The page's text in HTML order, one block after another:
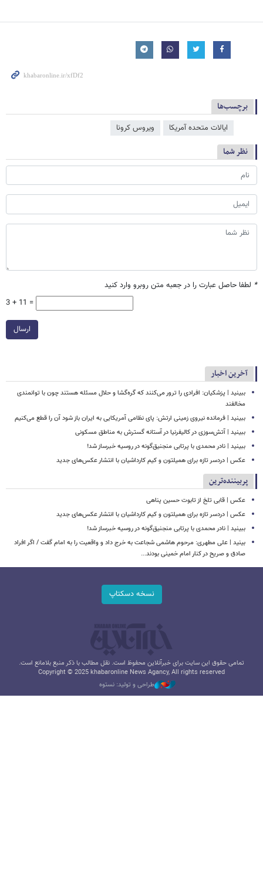
برچسب‌ها
ایالات متحده آمریکا ویروس کرونا
نظر شما
* لطفا حاصل عبارت را در جعبه متن روبرو وارد کنید
3 + 11 =
ارسال
آخرین اخبار
ببینید | پزشکیان: افرادی را ترور می‌کنند که گره‌گشا و حلال مسئله هستند چون با توانمندی
مخالفند
ببینید | فرمانده نیروی زمینی ارتش: پای نظامی آمریکایی به ایران باز شود آن را قطع می‌کنیم
ببینید | آتش‌سوزی در کالیفرنیا در آستانه گسترش به مناطق مسکونی
ببینید | نادر محمدی با پرتابی منجنیق‌گونه در روسیه خبرساز شد!
عکس | دردسر تازه برای همیلتون و کیم کارداشیان با انتشار عکس‌های جدید
پربیننده‌ترین
عکس | قابی تلخ از تابوت حسین پناهی
عکس | دردسر تازه برای همیلتون و کیم کارداشیان با انتشار عکس‌های جدید
ببینید | نادر محمدی با پرتابی منجنیق‌گونه در روسیه خبرساز شد!
بینید | علی مطهری: مرحوم هاشمی شجاعت به خرج داد و واقعیت را به امام گفت / اگر افراد
صادق و صریح در کنار امام خمینی بودند...
نسخه دسکتاپ
تمامی حقوق این سایت برای خبرآنلاین محفوظ است. نقل مطالب با ذکر منبع بلامانع است.
Copyright © 2025 khabaronline News Agancy, All rights reserved
طراحی و تولید: نستوه